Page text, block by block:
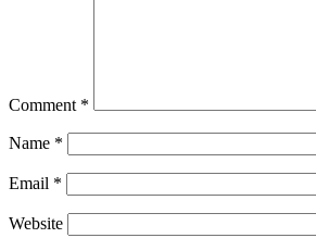
Comment *
Name *
Email *
Website